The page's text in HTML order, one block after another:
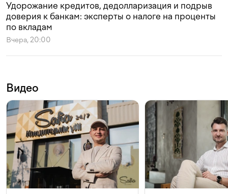
Удорожание кредитов, дедолларизация и подрыв
доверия к банкам: эксперты о налоге на проценты
по вкладам
Вчера, 20:00
Видео